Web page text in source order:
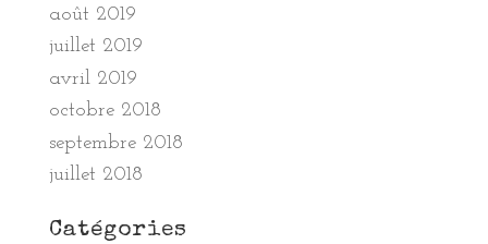
août 2019
juillet 2019
avril 2019
octobre 2018
septembre 2018
juillet 2018
Catégories